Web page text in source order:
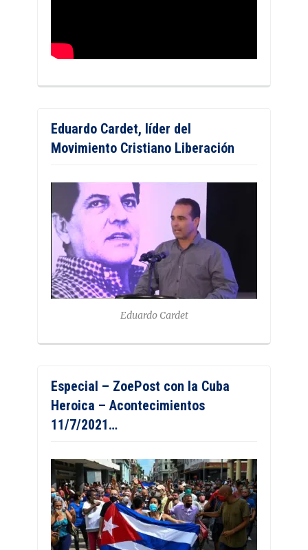
Eduardo Cardet, líder del
Movimiento Cristiano Liberación
Eduardo Cardet
Especial – ZoePost con la Cuba
Heroica – Acontecimientos
11/7/2021…